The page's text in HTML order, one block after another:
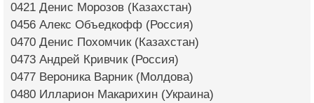
0421 Денис Морозов (Казахстан)
0456 Алекс Объедкофф (Россия)
0470 Денис Похомчик (Казахстан)
0473 Андрей Кривчик (Россия)
0477 Вероника Варник (Молдова)
0480 Илларион Макарихин (Украина)